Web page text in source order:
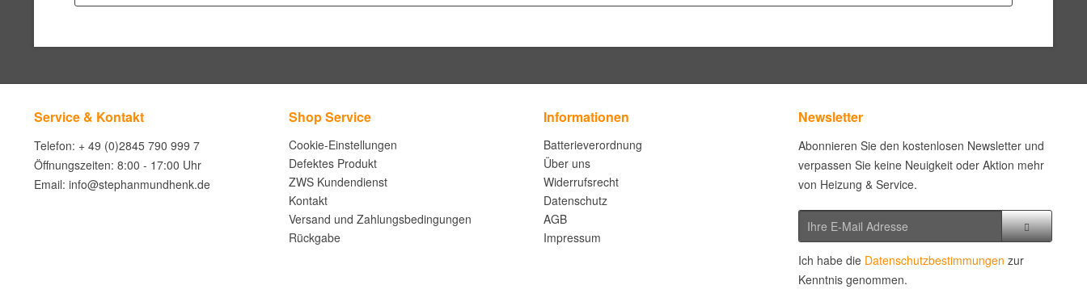
Service & Kontakt
Telefon: + 49 (0)2845 790 999 7
Öffnungszeiten: 8:00 - 17:00 Uhr
Email: info@stephanmundhenk.de
Shop Service
Cookie-Einstellungen
Defektes Produkt
ZWS Kundendienst
Kontakt
Versand und Zahlungsbedingungen
Rückgabe
Informationen
Batterieverordnung
Über uns
Widerrufsrecht
Datenschutz
AGB
Impressum
Newsletter
Abonnieren Sie den kostenlosen Newsletter und
verpassen Sie keine Neuigkeit oder Aktion mehr
von Heizung & Service.
Ich habe die Datenschutzbestimmungen zur
Kenntnis genommen.